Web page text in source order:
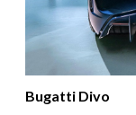
Bugatti Divo